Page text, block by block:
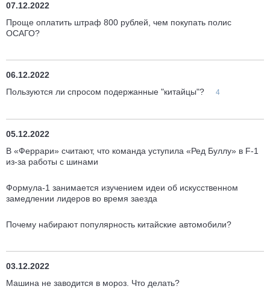
07.12.2022
Проще оплатить штраф 800 рублей, чем покупать полис
ОСАГО?
06.12.2022
Пользуются ли спросом подержанные "китайцы"?
4
05.12.2022
В «Феррари» считают, что команда уступила «Ред Буллу» в F-1
из-за работы с шинами
Формула-1 занимается изучением идеи об искусственном
замедлении лидеров во время заезда
Почему набирают популярность китайские автомобили?
03.12.2022
Машина не заводится в мороз. Что делать?